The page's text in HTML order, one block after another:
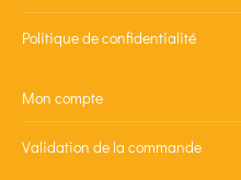
Politique de confidentialité
Mon compte
Validation de la commande